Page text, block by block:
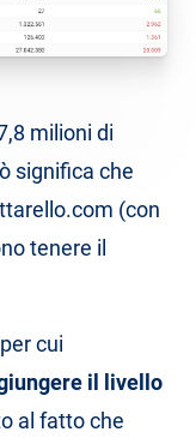
milioni di
significa che
(con
tenere il
cui
il livello
al fatto che